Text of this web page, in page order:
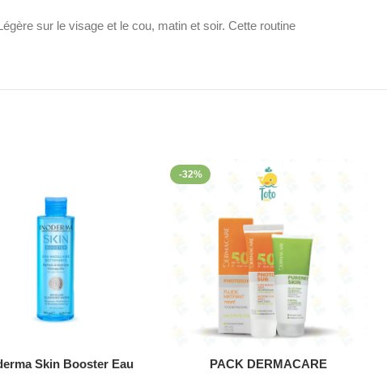
sur le visage et le cou, matin et soir. Cette routine
Skin Booster Eau
-32%
PACK DERMACARE